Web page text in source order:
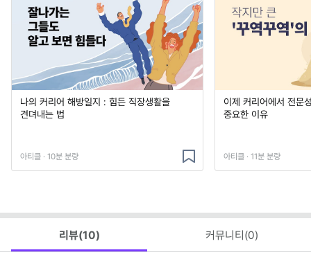
나의 커리어 해방일지 : 힘든 직장생활을
견뎌내는 법
아티클 · 10분 분량
이제 커리어에서 전문
중요한 이유
아티클 · 11분 분량
리뷰(10) 커뮤니티(0)